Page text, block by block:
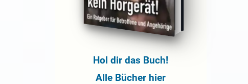
Hol dir das Buch!
Alle Bücher hier